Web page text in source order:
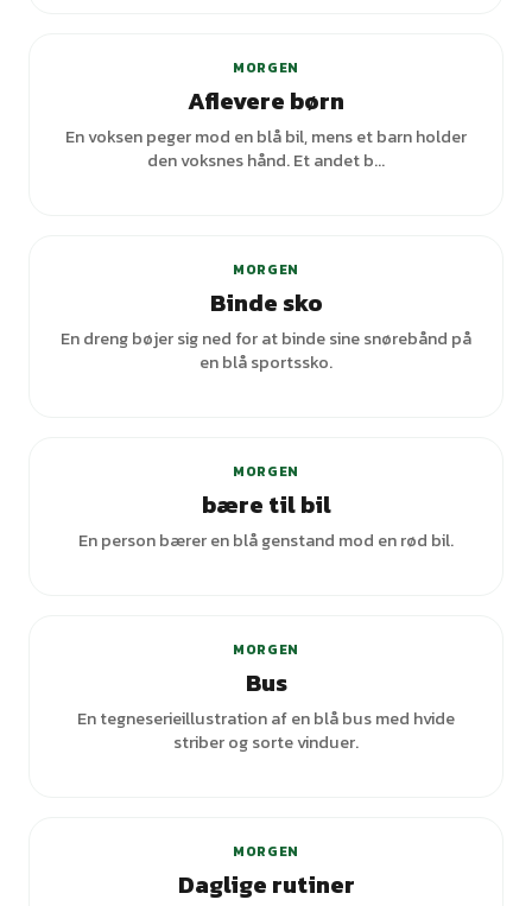
MORGEN
Aflevere børn
En voksen peger mod en blå bil, mens et barn holder
den voksnes hånd. Et andet b...
MORGEN
Binde sko
En dreng bøjer sig ned for at binde sine snørebånd på
en blå sportssko.
MORGEN
bære til bil
En person bærer en blå genstand mod en rød bil.
MORGEN
Bus
En tegneserieillustration af en blå bus med hvide
striber og sorte vinduer.
MORGEN
Daglige rutiner